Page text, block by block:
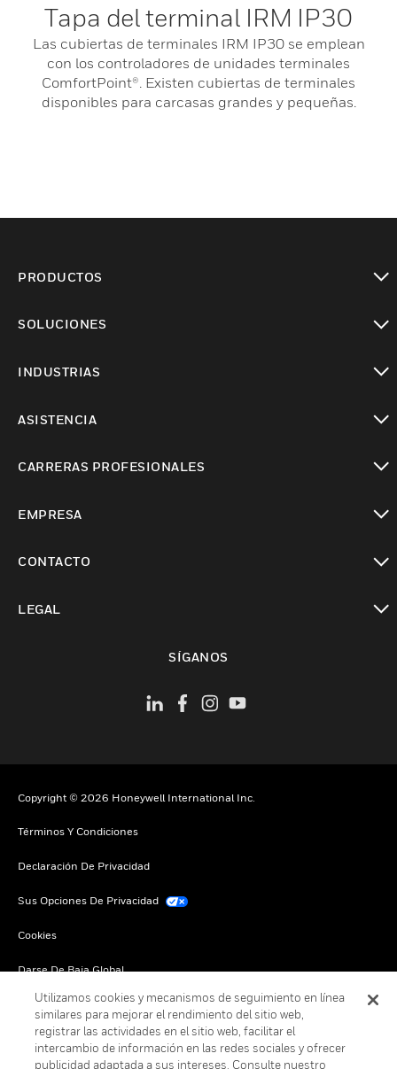
Tapa del terminal IRM IP30
Las cubiertas de terminales IRM IP30 se emplean
con los controladores de unidades terminales
ComfortPoint®. Existen cubiertas de terminales
disponibles para carcasas grandes y pequeñas.
PRODUCTOS
SOLUCIONES
INDUSTRIAS
ASISTENCIA
CARRERAS PROFESIONALES
EMPRESA
CONTACTO
LEGAL
SÍGANOS
Copyright © 2026 Honeywell International Inc.
Términos Y Condiciones
Declaración De Privacidad
Sus Opciones De Privacidad
Cookies
Darse De Baja Global
Utilizamos cookies y mecanismos de seguimiento en línea
similares para mejorar el rendimiento del sitio web,
registrar las actividades en el sitio web, facilitar el
intercambio de información en las redes sociales y ofrecer
publicidad adaptada a sus intereses. Consulte nuestro